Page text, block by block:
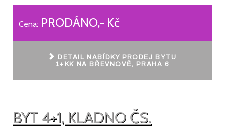
Cena: PRODÁNO,- Kč
DETAIL NABÍDKY PRODEJ BYTU
1+KK NA BŘEVNOVĚ, PRAHA 6
BYT 4+1, KLADNO ČS.